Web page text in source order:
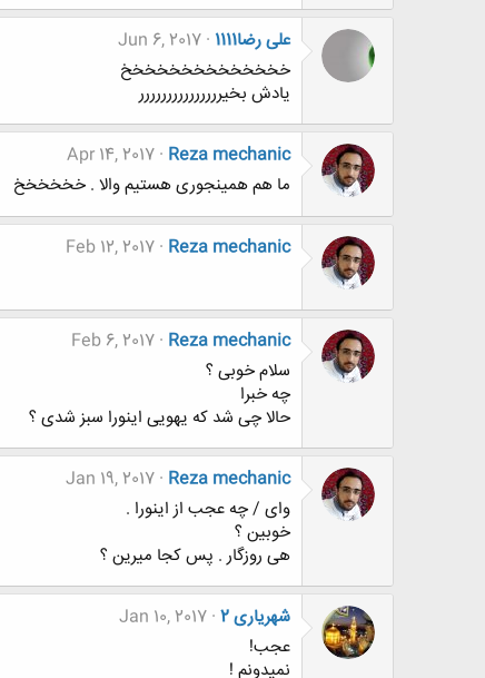
علی رضا1111
Jun 6, 2017
خخخخخخخخخخخخخخ
یادش بخیررررررررررررررر
Reza mechanic
Apr 14, 2017
ما هم همینجوری هستیم والا . خخخخخخ
Reza mechanic
Feb 12, 2017
Reza mechanic
Feb 6, 2017
سلام خوبی ؟
چه خبرا
حالا چی شد که یهویی اینورا سبز شدی ؟
Reza mechanic
Jan 19, 2017
وای / چه عجب از اینورا .
خوبین ؟
هی روزگار . پس کجا میرین ؟
شهریاری 2
Jan 10, 2017
عجب!
نمیدونم !